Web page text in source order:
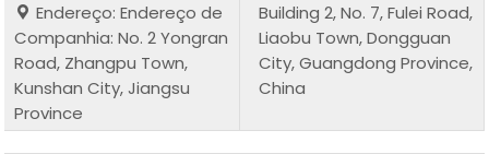
Endereço: Endereço de
Companhia: No. 2 Yongran
Road, Zhangpu Town,
Kunshan City, Jiangsu
Province
Building 2, No. 7, Fulei Road,
Liaobu Town, Dongguan
City, Guangdong Province,
China